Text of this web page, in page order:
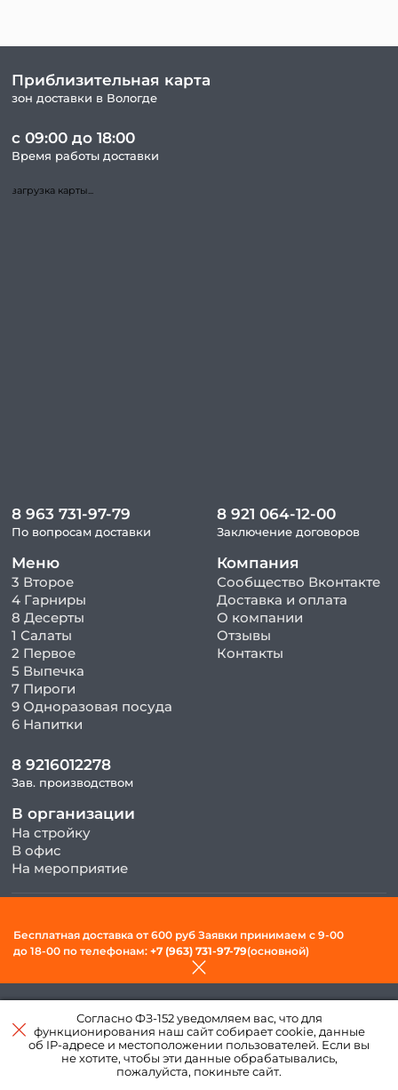
Приблизительная карта
зон доставки в Вологде
с 09:00 до 18:00
Время работы доставки
загрузка карты...
8 963 731-97-79
По вопросам доставки
Меню
3 Второе
4 Гарниры
8 Десерты
1 Салаты
2 Первое
5 Выпечка
7 Пироги
9 Одноразовая посуда
6 Напитки
8 921 064-12-00
Заключение договоров
Компания
Сообщество Вконтакте
Доставка и оплата
О компании
Отзывы
Контакты
8 9216012278
Зав. производством
В организации
На стройку
В офис
На мероприятие
права защищены.
Политика конфиденциальности и обработки персональных
Создано в интернет–
агентстве«Пегас»
Согласно ФЗ-152 уведомляем вас, что для
функционирования наш сайт собирает cookie, данные
об IP-адресе и местоположении пользователей. Если вы
не хотите, чтобы эти данные обрабатывались,
пожалуйста, покиньте сайт.
Бесплатная доставка от 600 руб Заявки принимаем c 9-00
до 18-00 по телефонам: +7 (963) 731-97-79(основной)